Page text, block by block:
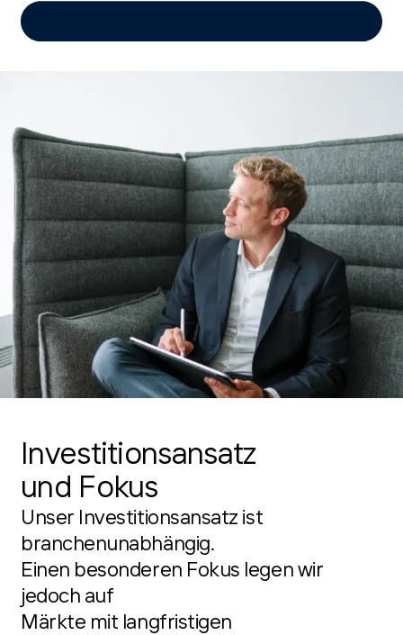
Investitionsansatz
und Fokus
Unser Investitionsansatz ist
branchenunabhängig.
Einen besonderen Fokus legen wir
jedoch auf
Märkte mit langfristigen